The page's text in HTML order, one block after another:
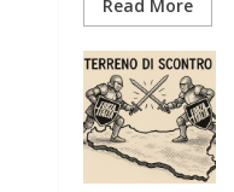
Read More